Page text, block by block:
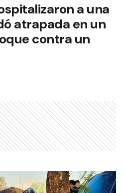
a una
atrapada en un
contra un